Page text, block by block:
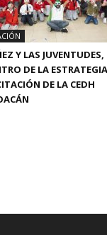
Y LAS JUVENTUDES,
DE LA
DE LA CEDH